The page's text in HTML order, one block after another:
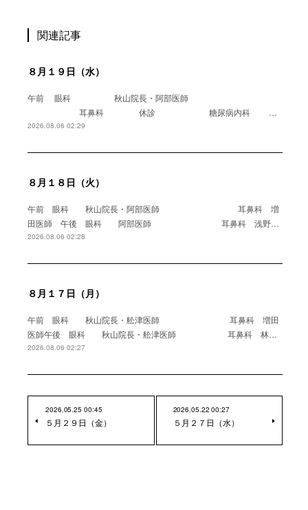
関連記事
８月１９日（水）
午前 眼科 秋山院長・阿部医師
耳鼻科 休診 糖尿病内科 …
2026.08.06 02:29
８月１８日（火）
午前 眼科 秋山院長・阿部医師 耳鼻科 増
田医師 午後 眼科 阿部医師 耳鼻科 浅野…
2026.08.06 02:28
８月１７日（月）
午前 眼科 秋山院長・舩津医師 耳鼻科 増田
医師午後 眼科 秋山院長・舩津医師 耳鼻科 林…
2026.08.06 02:27
2026.05.25 00:45
５月２９日（金）
2026.05.22 00:27
５月２７日（水）